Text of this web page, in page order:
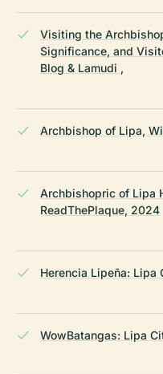
Visiting the
Significance, and
Blog & Lamudi ,
Archbishop of Lipa,
Archbishopric of Lipa
ReadThePlaque, 2024
Herencia Lipeña:
WowBatangas: Lipa